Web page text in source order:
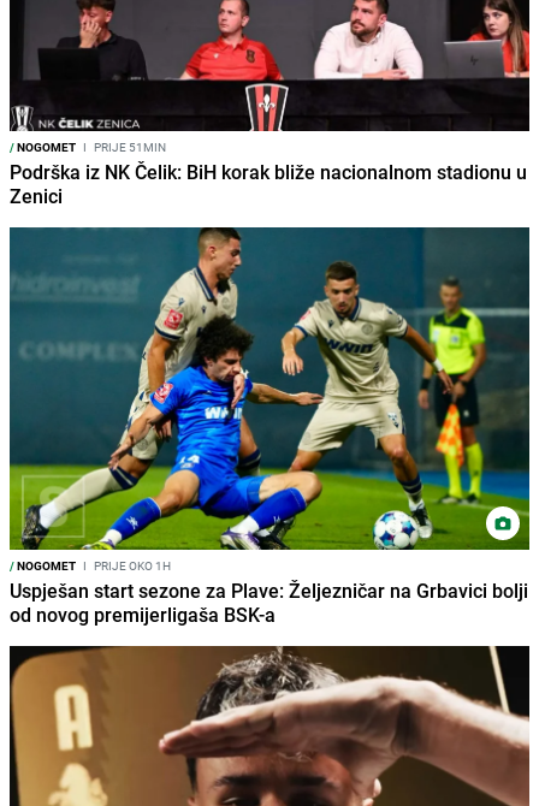
/NOGOMET I PRIJE 51MIN
Podrška iz NK Čelik: BiH korak bliže nacionalnom stadionu u
Zenici
/NOGOMET I PRIJE OKO 1H
Uspješan start sezone za Plave: Željezničar na Grbavici bolji
od novog premijerligaša BSK-a